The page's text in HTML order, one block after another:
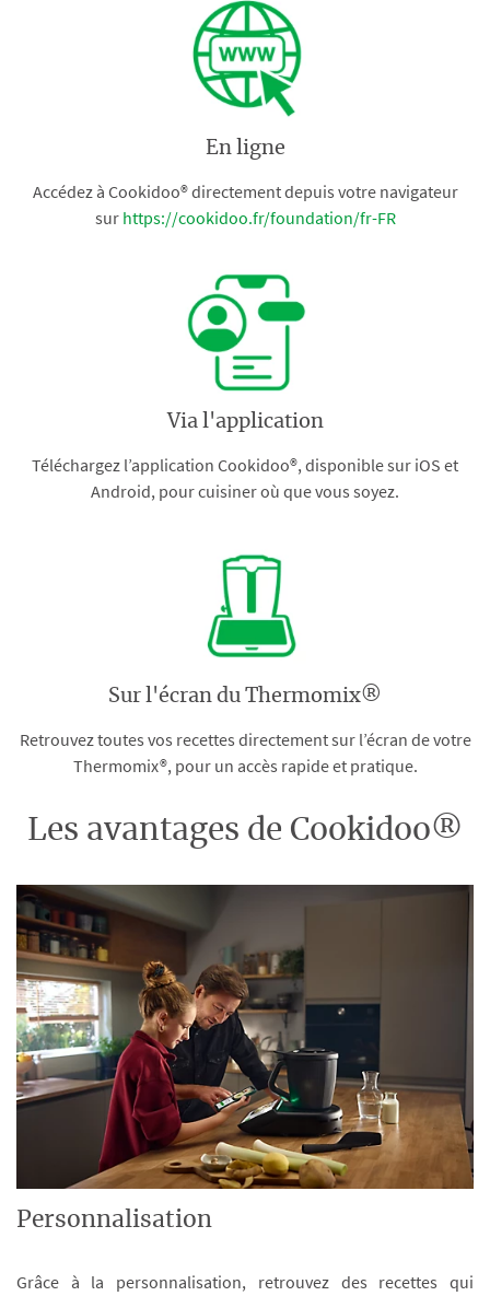
En ligne
Accédez à Cookidoo® directement depuis votre navigateur
sur https://cookidoo.fr/foundation/fr-FR
Via l'application
Téléchargez l’application Cookidoo®, disponible sur iOS et
Android, pour cuisiner où que vous soyez.
Sur l'écran du Thermomix®
Retrouvez toutes vos recettes directement sur l’écran de votre
Thermomix®, pour un accès rapide et pratique.
Les avantages de Cookidoo®
Personnalisation
Grâce à la personnalisation, retrouvez des recettes qui